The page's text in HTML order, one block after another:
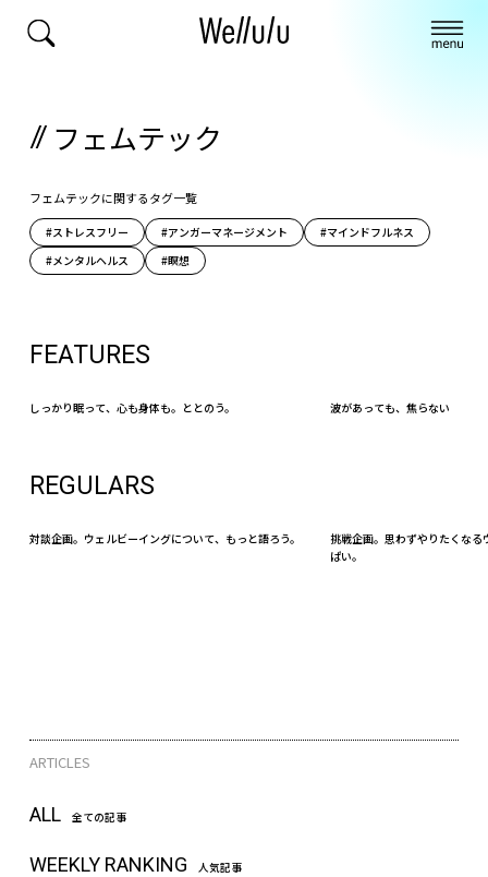
フェムテック
フェムテックに関するタグ一覧
#ストレスフリー #アンガーマネージメント
#マインドフルネス
#メンタルヘルス
#瞑想
FEATURES
しっかり眠って、心も身体も。ととのう。 波があっても、焦らない
REGULARS
対談企画。ウェルビーイングについて、もっと語ろう。
挑戦企画。思わずやりたくなる
ぱい。
ARTICLES
ALL 全ての記事
WEEKLY RANKING 人気記事